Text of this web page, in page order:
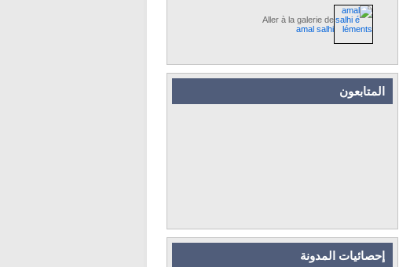
Aller à la galerie de
amal salhi
المتابعون
إحصائيات المدونة